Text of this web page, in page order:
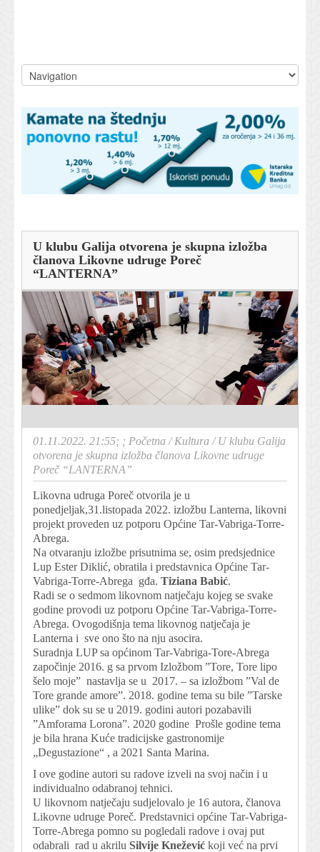
U klubu Galija otvorena je skupna izložba
članova Likovne udruge Poreč
“LANTERNA”
01.11.2022. 21:55; ; Početna /Kultura /U klubu Galija
otvorena je skupna izložba članova Likovne udruge
Poreč “LANTERNA”
Likovna udruga Poreč otvorila je u
ponedjeljak,31.listopada 2022. izložbu Lanterna, likovni
projekt proveden uz potporu Općine Tar-Vabriga-Torre-
Abrega.
Na otvaranju izložbe prisutnima se, osim predsjednice
Lup Ester Diklić, obratila i predstavnica Općine Tar-
Vabriga-Torre-Abrega gđa. Tiziana Babić.
Radi se o sedmom likovnom natječaju kojeg se svake
godine provodi uz potporu Općine Tar-Vabriga-Torre-
Abrega. Ovogodišnja tema likovnog natječaja je
Lanterna i sve ono što na nju asocira.
Suradnja LUP sa općinom Tar-Vabriga-Tore-Abrega
započinje 2016. g sa prvom Izložbom ”Tore, Tore lipo
šelo moje” nastavlja se u 2017. – sa izložbom ”Val de
Tore grande amore”. 2018. godine tema su bile ”Tarske
ulike” dok su se u 2019. godini autori pozabavili
”Amforama Lorona”. 2020 godine Prošle godine tema
je bila hrana Kuće tradicijske gastronomije
„Degustazione“ , a 2021 Santa Marina.
I ove godine autori su radove izveli na svoj način i u
individualno odabranoj tehnici.
U likovnom natječaju sudjelovalo je 16 autora, članova
Likovne udruge Poreč. Predstavnici općine Tar-Vabriga-
Torre-Abrega pomno su pogledali radove i ovaj put
odabrali rad u akrilu Silvije Knežević koji već na prvi